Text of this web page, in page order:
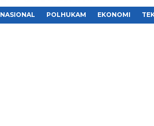
NASIONAL POLHUKAM EKONOMI